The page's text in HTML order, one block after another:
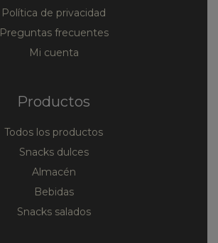
Política de privacidad
Preguntas frecuentes
Mi cuenta
Productos
Todos los productos
Snacks dulces
Almacén
Bebidas
Snacks salados